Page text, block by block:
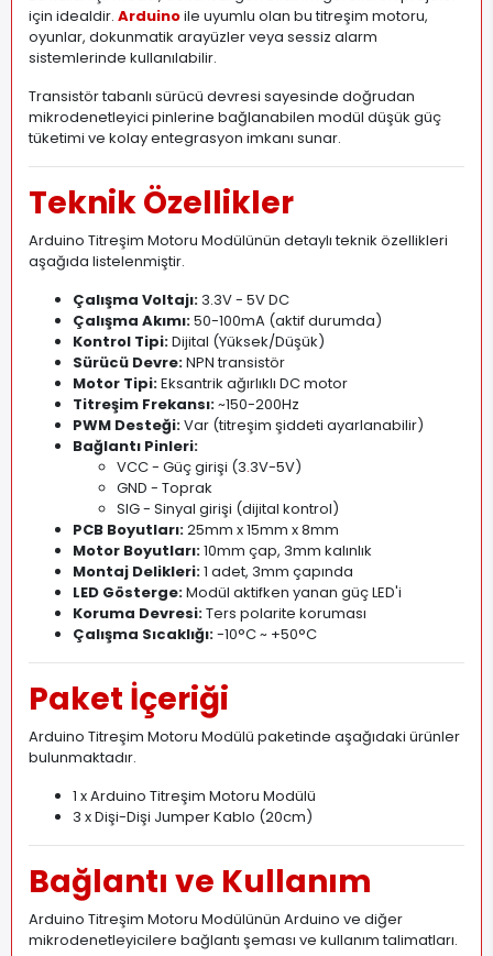
için idealdir. Arduinoile uyumlu olan bu titreşim motoru,
oyunlar, dokunmatik arayüzler veya sessiz alarm
sistemlerinde kullanılabilir.
Transistör tabanlı sürücü devresi sayesinde doğrudan
mikrodenetleyici pinlerine bağlanabilen modül düşük güç
tüketimi ve kolay entegrasyon imkanı sunar.
Teknik Özellikler
Arduino Titreşim Motoru Modülünün detaylı teknik özellikleri
aşağıda listelenmiştir.
Çalışma Voltajı:3.3V - 5V DC
Çalışma Akımı:50-100mA (aktif durumda)
Kontrol Tipi:Dijital (Yüksek/Düşük)
Sürücü Devre:NPN transistör
Motor Tipi:Eksantrik ağırlıklı DC motor
Titreşim Frekansı:~150-200Hz
PWM Desteği:Var (titreşim şiddeti ayarlanabilir)
Bağlantı Pinleri:
VCC - Güç girişi (3.3V-5V)
GND - Toprak
SIG - Sinyal girişi (dijital kontrol)
PCB Boyutları:25mm x 15mm x 8mm
Motor Boyutları:10mm çap, 3mm kalınlık
Montaj Delikleri:1 adet, 3mm çapında
LED Gösterge:Modül aktifken yanan güç LED'i
Koruma Devresi:Ters polarite koruması
Çalışma Sıcaklığı:-10°C ~ +50°C
Paket İçeriği
Arduino Titreşim Motoru Modülü paketinde aşağıdaki ürünler
bulunmaktadır.
1 x Arduino Titreşim Motoru Modülü
3 x Dişi-Dişi Jumper Kablo (20cm)
Bağlantı ve Kullanım
Arduino Titreşim Motoru Modülünün Arduino ve diğer
mikrodenetleyicilere bağlantı şeması ve kullanım talimatları.